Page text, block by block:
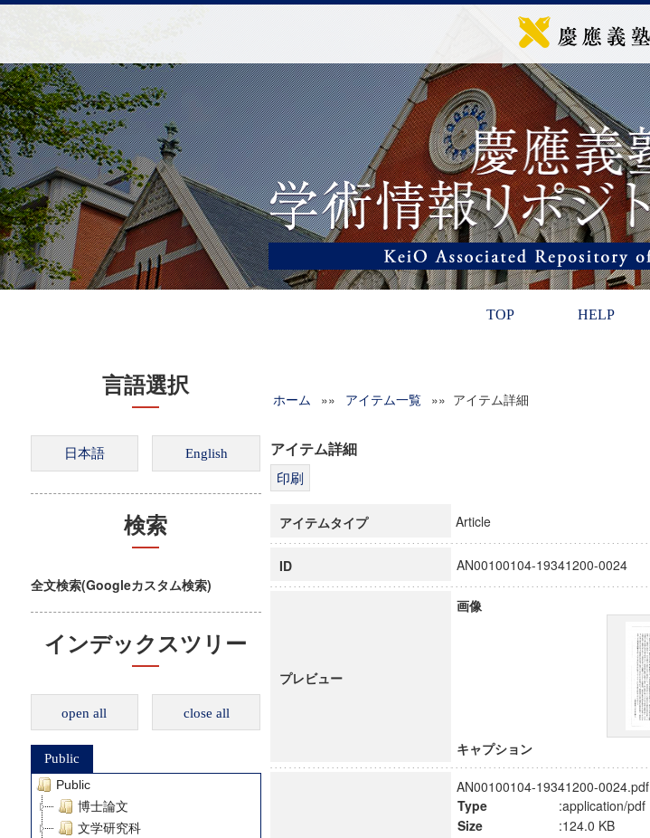
TOP HELP
言語選択
検索
全文検索(Googleカスタム検索)
インデックスツリー
open all close all
Public
Public
博士論文
文学研究科
ホーム »» アイテム一覧 »» アイテム詳細
アイテム詳細
アイテムタイプ Article
ID AN00100104-19341200-0024
プレビュー
画像
キャプション
AN00100104-19341200-0024.pdf
Type
:application/pdf
Size
:124.0 KB